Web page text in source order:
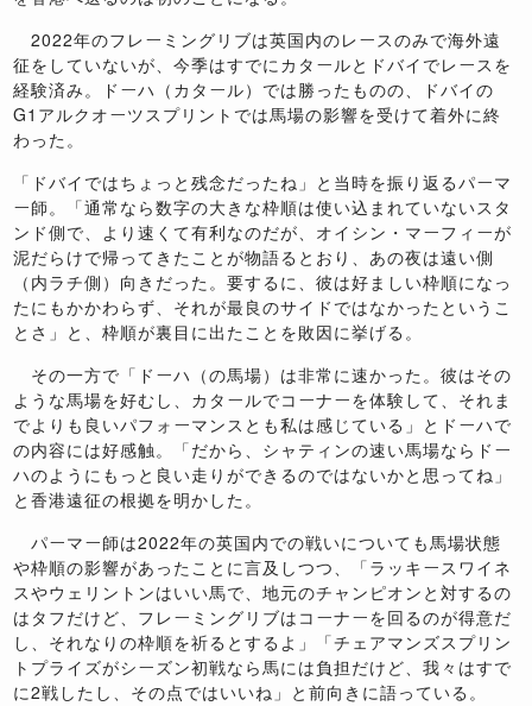
2022年のフレーミングリブは英国内のレースのみで海外遠
征をしていないが、今季はすでにカタールとドバイでレースを
経験済み。ドーハ（カタール）では勝ったものの、ドバイの
G1アルクオーツスプリントでは馬場の影響を受けて着外に終
わった。
「ドバイではちょっと残念だったね」と当時を振り返るパーマ
ー師。「通常なら数字の大きな枠順は使い込まれていないスタ
ンド側で、より速くて有利なのだが、オイシン・マーフィーが
泥だらけで帰ってきたことが物語るとおり、あの夜は遠い側
（内ラチ側）向きだった。要するに、彼は好ましい枠順になっ
たにもかかわらず、それが最良のサイドではなかったというこ
とさ」と、枠順が裏目に出たことを敗因に挙げる。
その一方で「ドーハ（の馬場）は非常に速かった。彼はその
ような馬場を好むし、カタールでコーナーを体験して、それま
でよりも良いパフォーマンスとも私は感じている」とドーハで
の内容には好感触。「だから、シャティンの速い馬場ならドー
ハのようにもっと良い走りができるのではないかと思ってね」
と香港遠征の根拠を明かした。
パーマー師は2022年の英国内での戦いについても馬場状態
や枠順の影響があったことに言及しつつ、「ラッキースワイネ
スやウェリントンはいい馬で、地元のチャンピオンと対するの
はタフだけど、フレーミングリブはコーナーを回るのが得意だ
し、それなりの枠順を祈るとするよ」「チェアマンズスプリン
トプライズがシーズン初戦なら馬には負担だけど、我々はすで
に2戦したし、その点ではいいね」と前向きに語っている。